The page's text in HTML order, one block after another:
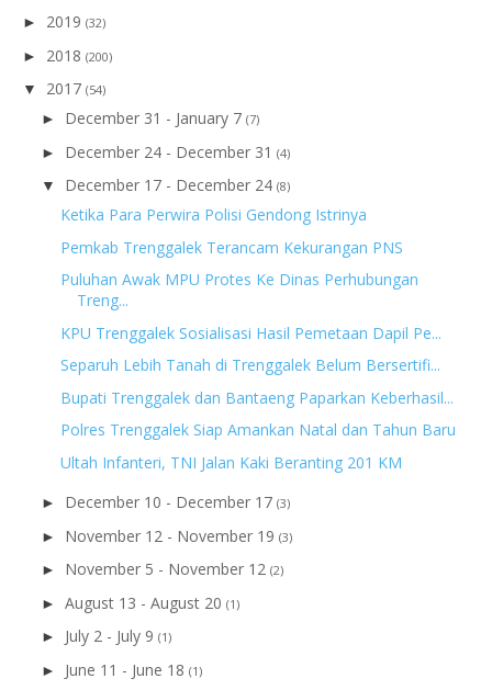
► 2019 (32)
► 2018 (200)
▼ 2017 (54)
► December 31 - January 7 (7)
► December 24 - December 31 (4)
▼ December 17 - December 24 (8)
Ketika Para Perwira Polisi Gendong Istrinya
Pemkab Trenggalek Terancam Kekurangan PNS
Puluhan Awak MPU Protes Ke Dinas Perhubungan
Treng...
KPU Trenggalek Sosialisasi Hasil Pemetaan Dapil Pe...
Separuh Lebih Tanah di Trenggalek Belum Bersertifi...
Bupati Trenggalek dan Bantaeng Paparkan Keberhasil...
Polres Trenggalek Siap Amankan Natal dan Tahun Baru
Ultah Infanteri, TNI Jalan Kaki Beranting 201 KM
► December 10 - December 17 (3)
► November 12 - November 19 (3)
► November 5 - November 12 (2)
► August 13 - August 20 (1)
► July 2 - July 9 (1)
► June 11 - June 18 (1)